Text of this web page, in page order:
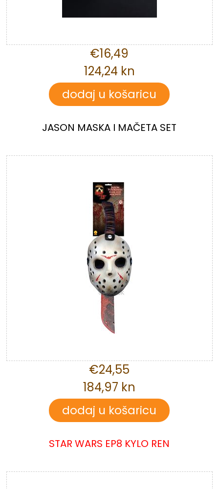
€16,49
124,24 kn
JASON MASKA I MAČETA SET
€24,55
184,97 kn
STAR WARS EP8 KYLO REN